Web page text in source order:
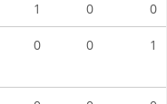
1 0 0
0 0 1